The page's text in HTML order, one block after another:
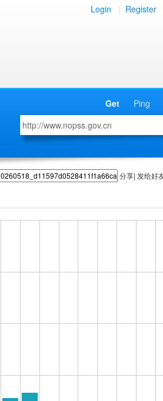
Login Register
Get Ping
分享| 发给好